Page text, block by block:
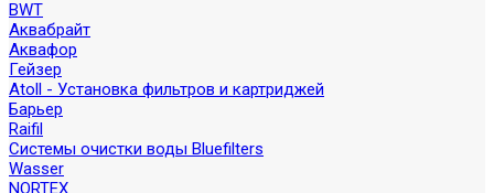
BWT
Аквабрайт
Аквафор
Гейзер
Atoll - Установка фильтров и картриджей
Барьер
Raifil
Системы очистки воды Bluefilters
Wasser
NORTEX